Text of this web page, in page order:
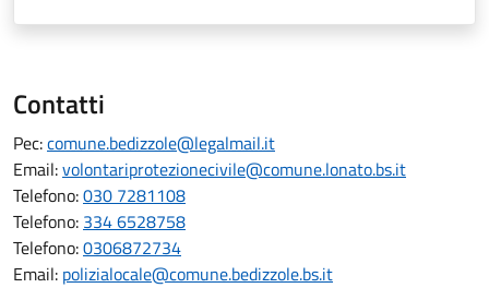
Contatti
Pec:comune.bedizzole@legalmail.it
Email:volontariprotezionecivile@comune.lonato.bs.it
Telefono:030 7281108
Telefono: 334 6528758
Telefono:0306872734
Email: polizialocale@comune.bedizzole.bs.it